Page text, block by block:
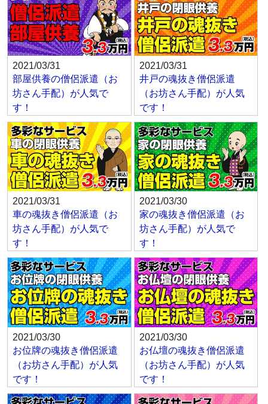
2021/03/31
部屋供養の僧侶派遣（お
坊さん手配）が人気で
す！
2021/03/31
井戸の魂抜き僧侶派遣
（お坊さん手配）が人気
です！
2021/03/31
車の魂抜き僧侶派遣（お
坊さん手配）が人気で
す！
2021/03/30
家の魂抜き僧侶派遣（お
坊さん手配）が人気で
す！
2021/03/30
お位牌の魂抜き僧侶派遣
（お坊さん手配）が人気
です！
2021/03/30
お仏壇の魂抜き僧侶派遣
（お坊さん手配）が人気
です！